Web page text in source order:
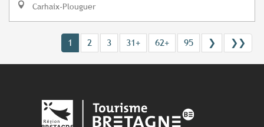
Carhaix-Plouguer
1 2 3 31+ 62+ 95 ❯ ❯❯